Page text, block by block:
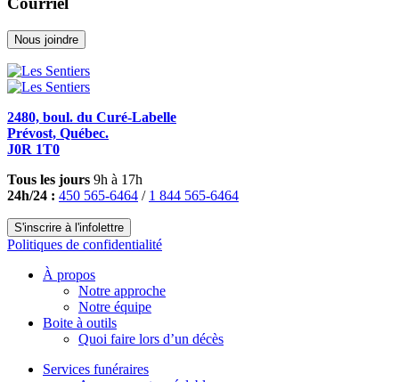
Nous joindre
2480, boul. du Curé-Labelle
Prévost, Québec.
J0R 1T0
Tous les jours 9h à 17h
24h/24 : 450 565-6464 / 1 844 565-6464
S'inscrire à l'infolettre
Politiques de confidentialité
À propos
Notre approche
Notre équipe
Boite à outils
Quoi faire lors d’un décès
Services funéraires